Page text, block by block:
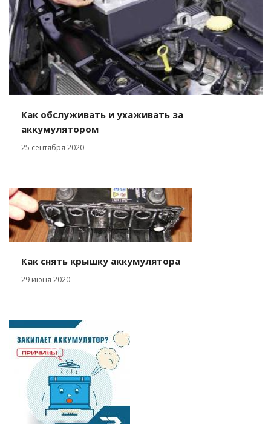
Как обслуживать и ухаживать за
аккумулятором
25 сентября 2020
Как снять крышку аккумулятора
29 июня 2020